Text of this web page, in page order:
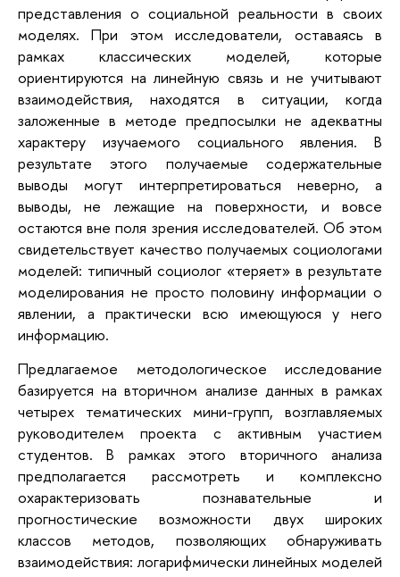
представления о социальной реальности в своих
моделях. При этом исследователи, оставаясь в
рамках классических моделей, которые
ориентируются на линейную связь и не учитывают
взаимодействия, находятся в ситуации, когда
заложенные в методе предпосылки не адекватны
характеру изучаемого социального явления. В
результате этого получаемые содержательные
выводы могут интерпретироваться неверно, а
выводы, не лежащие на поверхности, и вовсе
остаются вне поля зрения исследователей. Об этом
свидетельствует качество получаемых социологами
моделей: типичный социолог «теряет» в результате
моделирования не просто половину информации о
явлении, а практически всю имеющуюся у него
информацию.
Предлагаемое методологическое исследование
базируется на вторичном анализе данных в рамках
четырех тематических мини-групп, возглавляемых
руководителем проекта с активным участием
студентов. В рамках этого вторичного анализа
предполагается рассмотреть и комплексно
охарактеризовать познавательные и
прогностические возможности двух широких
классов методов, позволяющих обнаруживать
взаимодействия: логарифмически линейных моделей